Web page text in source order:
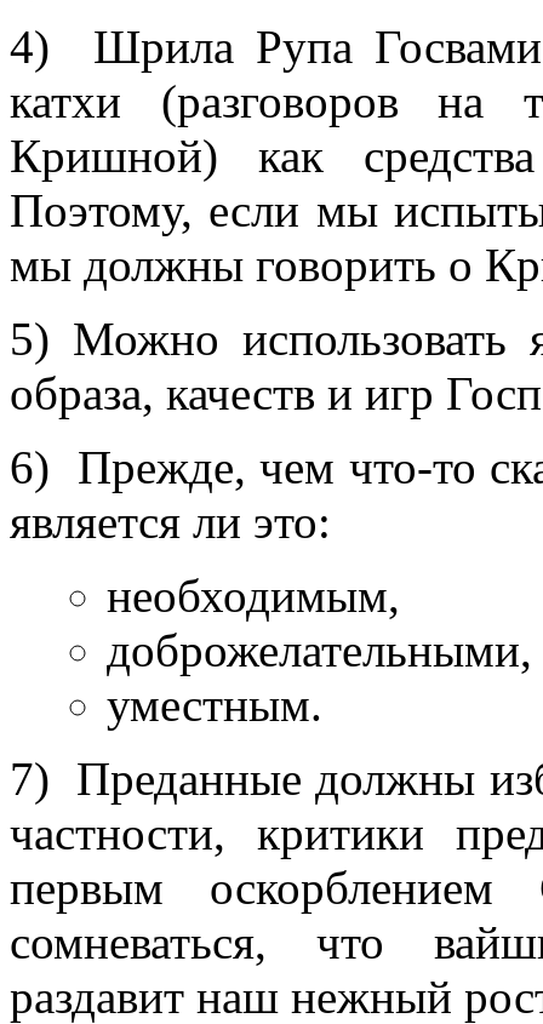
4) Шрила Рупа Госвами
катхи (разговоров на
Кришной) как
Поэтому, если мы
мы должны говорить о
5) Можно использовать
образа, качеств и игр
6) Прежде, чем что-то
является ли это:
необходимым,
доброжелательными,
уместным.
7) Преданные должны
частности, критики
первым
сомневаться, что
раздавит наш нежный